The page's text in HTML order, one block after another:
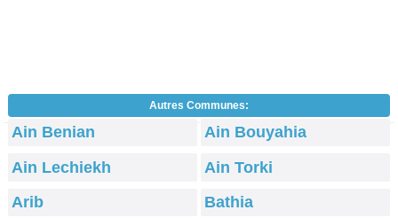
Autres Communes:
Ain Benian
Ain Bouyahia
Ain Lechiekh
Ain Torki
Arib
Bathia